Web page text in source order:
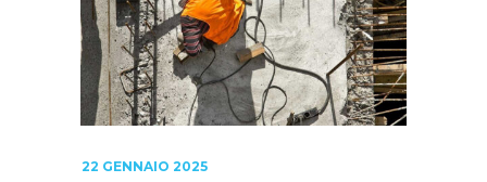
22 GENNAIO 2025